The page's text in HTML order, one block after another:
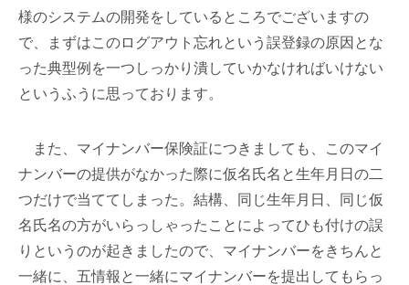
様のシステムの開発をしているところでございますの
で、まずはこのログアウト忘れという誤登録の原因とな
った典型例を一つしっかり潰していかなければいけない
というふうに思っております。
また、マイナンバー保険証につきましても、このマイ
ナンバーの提供がなかった際に仮名氏名と生年月日の二
つだけで当ててしまった。結構、同じ生年月日、同じ仮
名氏名の方がいらっしゃったことによってひも付けの誤
りというのが起きましたので、マイナンバーをきちんと
一緒に、五情報と一緒にマイナンバーを提出してもらっ